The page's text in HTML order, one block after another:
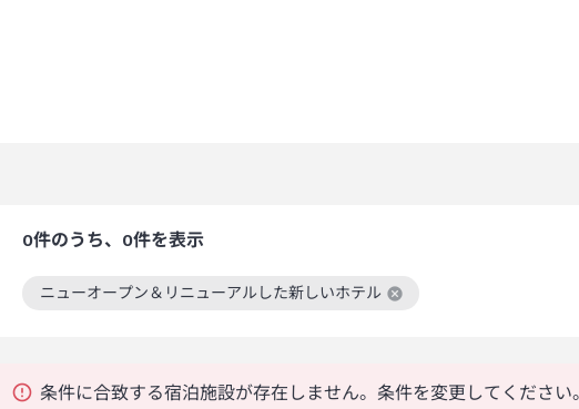
0件のうち、0件を表示
ニューオープン＆リニューアルした新しいホテル
この絞り込み条件を解除
条件に合致する宿泊施設が存在しません。条件を変更してください